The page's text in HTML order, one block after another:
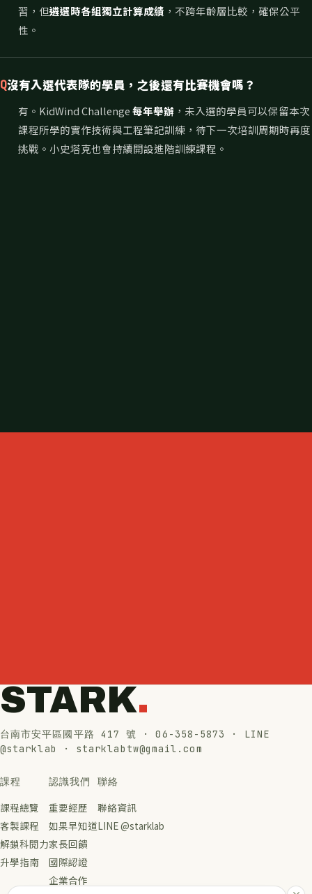
習，但遴選時各組獨立計算成績 ，不跨年齡層比較，確保公平
性。
Q沒有入選代表隊的學員，之後還有比賽機會嗎？
有。KidWind Challenge每年舉辦 ，未入選的學員可以保留本次
課程所學的實作技術與工程筆記訓練，待下一次培訓周期時再度
挑戰。小史塔克也會持續開設進階訓練課程。
STARK.
台南市安平區國平路 417 號 · 06-358-5873 · LINE
@starklab · starklabtw@gmail.com
課程
課程總覽
客製課程
解鎖科閱力
升學指南
認識我們
重要經歷
如果早知道
家長回饋
國際認證
企業合作
聯絡
聯絡資訊
LINE @starklab